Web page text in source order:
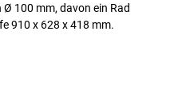
100 mm, davon ein Rad
910 x 628 x 418 mm.